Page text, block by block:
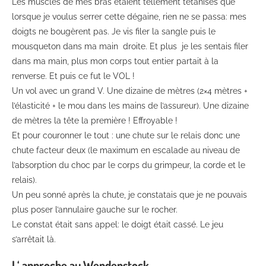
Les muscles de mes bras étaient tellement tétanisés que
lorsque je voulus serrer cette dégaine, rien ne se passa: mes
doigts ne bougèrent pas. Je vis filer la sangle puis le
mousqueton dans ma main droite. Et plus je les sentais filer
dans ma main, plus mon corps tout entier partait à la
renverse. Et puis ce fut le VOL !
Un vol avec un grand V. Une dizaine de mètres (2×4 mètres +
l’élasticité + le mou dans les mains de l’assureur). Une dizaine
de mètres la tête la première ! Effroyable !
Et pour couronner le tout : une chute sur le relais donc une
chute facteur deux (le maximum en escalade au niveau de
l’absorption du choc par le corps du grimpeur, la corde et le
relais).
Un peu sonné après la chute, je constatais que je ne pouvais
plus poser l’annulaire gauche sur le rocher.
Le constat était sans appel: le doigt était cassé. Le jeu
s’arrêtait là.